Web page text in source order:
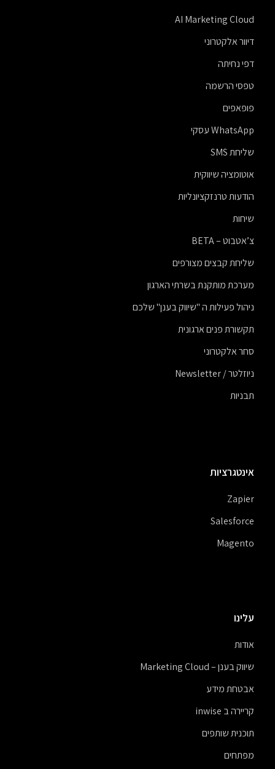
AI Marketing Cloud
דיוור אלקטרוני
דפי נחיתה
טפסי הרשמה
פופאפים
WhatsApp עסקי
שליחת SMS
אוטומציה שיווקית
הודעות טרנזקציונליות
שיחות
צ’אטבוט – BETA
שליחת קבצים מצורפים
מערכת מותקנת בשרתי הארגון
ניהול פעילות ה "שיווק בענן" שלכם
תקשורת פנים ארגונית
סחר אלקטרוני
ניוזלטר / Newsletter
תבניות
אינטגרציות
Zapier
Salesforce
Magento
עלינו
אודות
שיווק בענן – Marketing Cloud
אבטחת מידע
קריירה ב inwise
תוכנית שותפים
מפתחים